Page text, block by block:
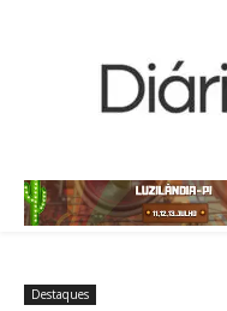
Destaques